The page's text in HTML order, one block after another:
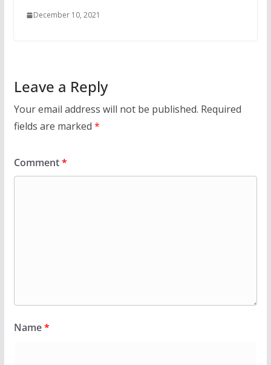
December 10, 2021
Leave a Reply
Your email address will not be published. Required
fields are marked *
Comment*
Name*